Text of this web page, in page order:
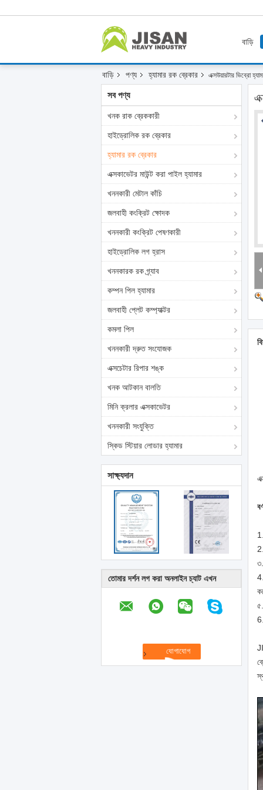
বাড়ি
বাড়ি পণ্য হ্যামার রক ব্রেকার এক্সউয়ারটার ভিব্রো
সব পণ্য
খনক রাক ব্রেককারী
হাইড্রোলিক রক ব্রেকার
হ্যামার রক ব্রেকার
এক্সকাভেটর মাউন্ট করা পাইল হ্যামার
খননকারী মেটাল কাঁচি
জলবাহী কংক্রিট ক্ষোদক
খননকারী কংক্রিট পেষণকারী
হাইড্রোলিক লগ হ্রাস
খননকারক রক গ্র্যাব
কম্পন পিল হ্যামার
জলবাহী প্লেট কম্প্যাক্টর
কমলা পিল
খননকারী দ্রুত সংযোজক
এক্সচেটার রিপার শঙ্ক
খনক আটকান বালতি
মিনি ক্রলার এক্সকাভেটর
খননকারী সংযুক্তি
স্কিড স্টিয়ার লোডার হ্যামার
সাক্ষ্যদান
তোমার দর্শন লগ করা অনলাইন চ্যাট এখন